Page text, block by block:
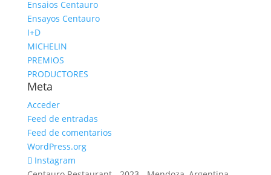
Ensaios Centauro
Ensayos Centauro
I+D
MICHELIN
PREMIOS
PRODUCTORES
Meta
Acceder
Feed de entradas
Feed de comentarios
WordPress.org
Instagram